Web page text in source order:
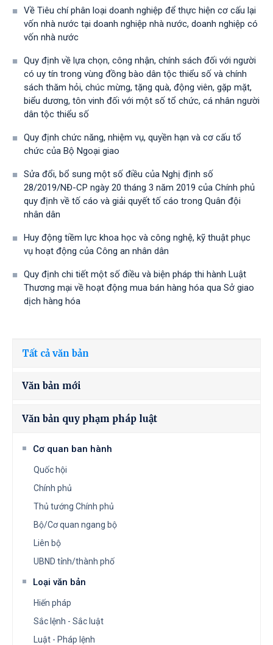
Về Tiêu chí phân loại doanh nghiệp để thực hiện cơ cấu lại
vốn nhà nước tại doanh nghiệp nhà nước, doanh nghiệp có
vốn nhà nước
Quy định về lựa chọn, công nhận, chính sách đối với người
có uy tín trong vùng đồng bào dân tộc thiểu số và chính
sách thăm hỏi, chúc mừng, tặng quà, động viên, gặp mặt,
biểu dương, tôn vinh đối với một số tổ chức, cá nhân người
dân tộc thiểu số
Quy định chức năng, nhiệm vụ, quyền hạn và cơ cấu tổ
chức của Bộ Ngoại giao
Sửa đổi, bổ sung một số điều của Nghị định số
28/2019/NĐ-CР ngày 20 tháng 3 năm 2019 của Chính phủ
quy định về tố cáo và giải quyết tố cáo trong Quân đội
nhân dân
Huy động tiềm lực khoa học và công nghệ, kỹ thuật phục
vụ hoạt động của Công an nhân dân
Quy định chi tiết một số điều và biện pháp thi hành Luật
Thương mại về hoạt động mua bán hàng hóa qua Sở giao
dịch hàng hóa
Tất cả văn bản
Văn bản mới
Văn bản quy phạm pháp luật
Cơ quan ban hành
Quốc hội
Chính phủ
Thủ tướng Chính phủ
Bộ/Cơ quan ngang bộ
Liên bộ
UBND tỉnh/thành phố
Loại văn bản
Hiến pháp
Sắc lệnh - Sắc luật
Luật - Pháp lệnh